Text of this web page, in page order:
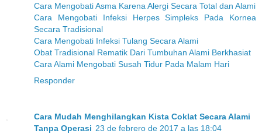
Cara Mengobati Asma Karena Alergi Secara Total dan Alami
Cara Mengobati Infeksi Herpes Simpleks Pada Kornea
Secara Tradisional
Cara Mengobati Infeksi Tulang Secara Alami
Obat Tradisional Rematik Dari Tumbuhan Alami Berkhasiat
Cara Alami Mengobati Susah Tidur Pada Malam Hari
Responder
Cara Mudah Menghilangkan Kista Coklat Secara Alami
Tanpa Operasi 23 de febrero de 2017 a las 18:04